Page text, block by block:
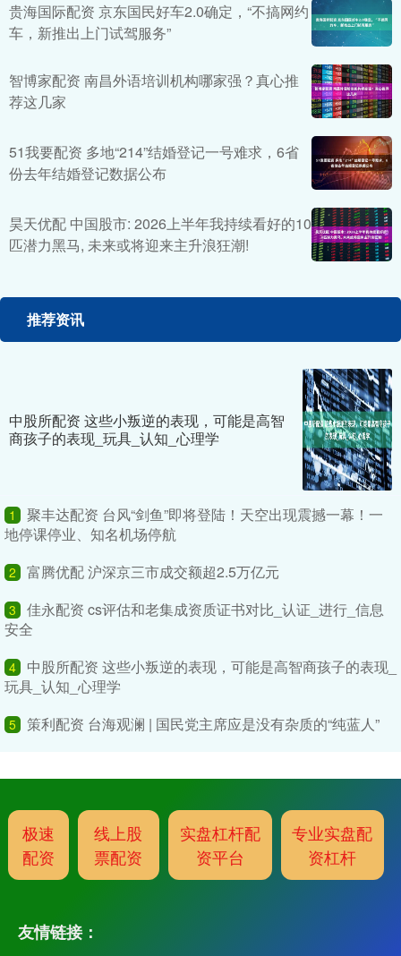
贵海国际配资 京东国民好车2.0确定，“不搞网约
车，新推出上门试驾服务”
智博家配资 南昌外语培训机构哪家强？真心推
荐这几家
51我要配资 多地“214”结婚登记一号难求，6省
份去年结婚登记数据公布
昊天优配 中国股市: 2026上半年我持续看好的10
匹潜力黑马, 未来或将迎来主升浪狂潮!
推荐资讯
中股所配资 这些小叛逆的表现，可能是高智
商孩子的表现_玩具_认知_心理学
1
聚丰达配资 台风“剑鱼”即将登陆！天空出现震撼一幕！一
地停课停业、知名机场停航
2 富腾优配 沪深京三市成交额超2.5万亿元
3
佳永配资 cs评估和老集成资质证书对比_认证_进行_信息
安全
4
中股所配资 这些小叛逆的表现，可能是高智商孩子的表现_
玩具_认知_心理学
5 策利配资 台海观澜 | 国民党主席应是没有杂质的“纯蓝人”
极速
配资
线上股
票配资
实盘杠杆配
资平台
专业实盘配
资杠杆
友情链接：